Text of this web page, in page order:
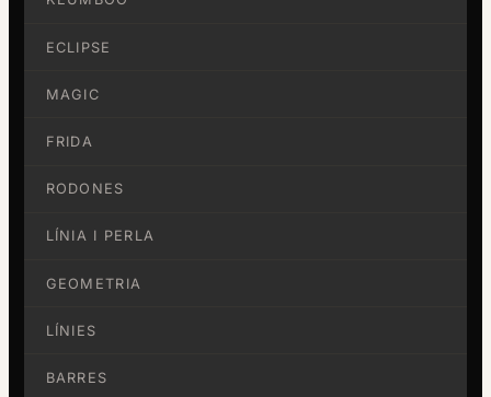
ECLIPSE
MAGIC
FRIDA
RODONES
LÍNIA I PERLA
GEOMETRIA
LÍNIES
BARRES